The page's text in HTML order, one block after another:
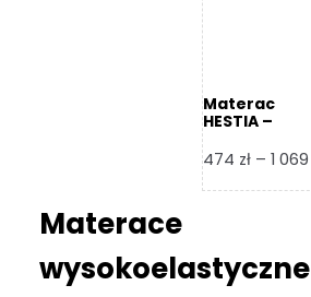
Materac
HESTIA –
474 zł – 1 069
Materace
wysokoelastyczne